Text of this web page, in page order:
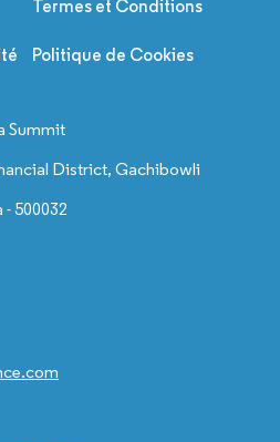
Termes et Conditions
Politique de Cookies
Summit
District, Gachibowli
500032